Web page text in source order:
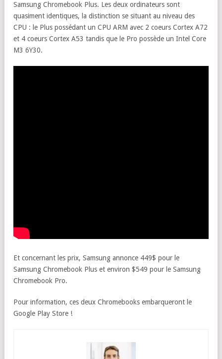
Samsung Chromebook Plus. Les deux ordinateurs sont
quasiment identiques, la distinction se situant au niveau des
CPU : le Plus possédant un CPU ARM avec 2 coeurs Cortex A72
et 4 coeurs Cortex A53 tandis que le Pro possède un Intel Core
M3 6Y30.
Et concernant les prix, Samsung annonce 449$ pour le
Samsung Chromebook Plus et environ $549 pour le Samsung
Chromebook Pro.
Pour information, ces deux Chromebooks embarqueront le
Google Play Store !